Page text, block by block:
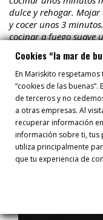
dulce y rehogar. Mojar
y cocer unos 3
cocinar a fuego suave
Finalmente, retirar de
reposar unas 48
consumir a
Cookies “la mar de
En Mariskito
“cookies de las
de terceros y no
a otras empresas. Al
recuperar información
información sobre ti, tus
utiliza principalmente
que tu experiencia de